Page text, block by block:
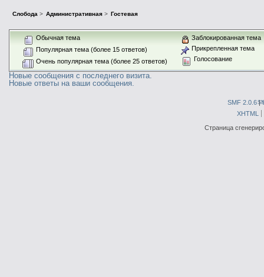
Слобода > Административная > Гостевая
Обычная тема
Популярная тема (более 15 ответов)
Очень популярная тема (более 25 ответов)
Заблокированная тема
Прикрепленная тема
Голосование
Новые сообщения с последнего визита.
Новые ответы на ваши сообщения.
SMF 2.0.6|
XHTML
Страница